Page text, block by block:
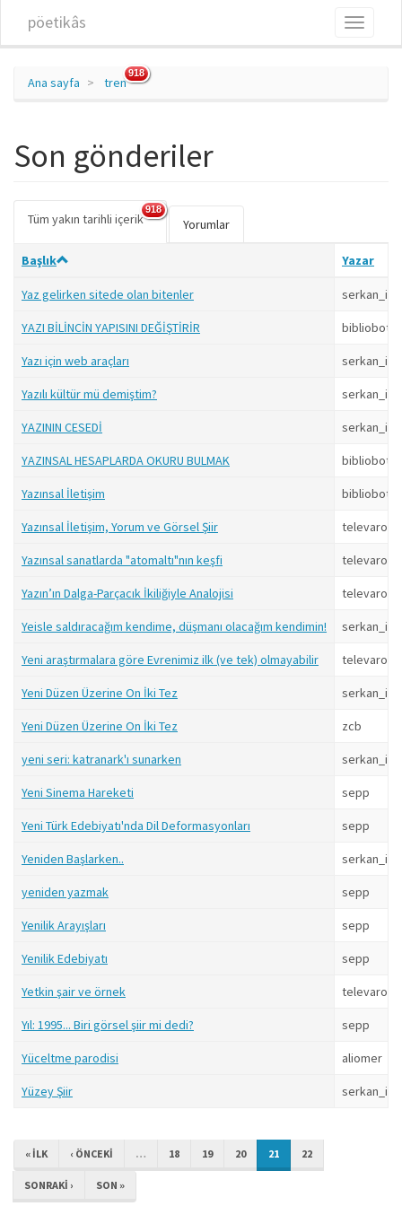
pöetikâs
Toggle
Ana sayfa tren
918
Son gönderiler
Birincil sekmeler
Tüm yakın tarihli içerik(etkin
918
Yorumlar
Başlık Yazar
Yaz gelirken sitede olan bitenler serkan_isin
YAZI BİLİNCİN YAPISINI DEĞİŞTİRİR bibliobot
Yazı için web araçları serkan_isin
Yazılı kültür mü demiştim? serkan_isin
YAZININ CESEDİ serkan_isin
YAZINSAL HESAPLARDA OKURU BULMAK bibliobot
Yazınsal İletişim bibliobot
Yazınsal İletişim, Yorum ve Görsel Şiir televarolus
Yazınsal sanatlarda "atomaltı"nın keşfi televarolus
Yazın’ın Dalga-Parçacık İkiliğiyle Analojisi televarolus
Yeisle saldıracağım kendime, düşmanı olacağım kendimin! serkan_isin
Yeni araştırmalara göre Evrenimiz ilk (ve tek) olmayabilir televarolus
Yeni Düzen Üzerine On İki Tez serkan_isin
Yeni Düzen Üzerine On İki Tez zcb
yeni seri: katranark'ı sunarken serkan_isin
Yeni Sinema Hareketi sepp
Yeni Türk Edebiyatı'nda Dil Deformasyonları sepp
Yeniden Başlarken.. serkan_isin
yeniden yazmak sepp
Yenilik Arayışları sepp
Yenilik Edebiyatı sepp
Yetkin şair ve örnek televarolus
Yıl: 1995... Biri görsel şiir mi dedi? sepp
Yüceltme parodisi aliomer
Yüzey Şiir serkan_isin
« ILK ‹ ÖNCEKI … 18 19 20 21 22
SONRAKI › SON »